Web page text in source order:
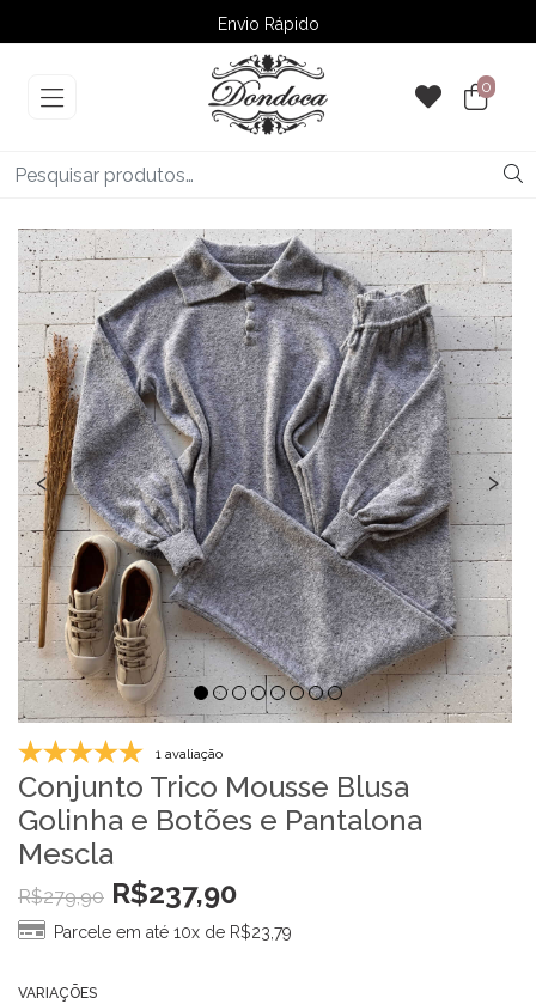
Envio Rápido
➚ Ofertas– Até 60% OFF
0
‹ ›
1 avaliação
Conjunto Trico Mousse Blusa
Golinha e Botões e Pantalona
Mescla
R$279,90 R$237,90
Parcele em até 10x de R$23,79
VARIAÇÕES